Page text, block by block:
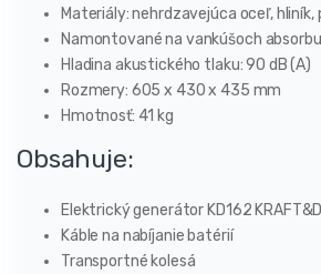
Materiály: nehrdzavejúca oceľ, hliník,
Namontované na vankúšoch
Hladina akustického tlaku: 90 dB (A)
Rozmery: 605 x 430 x 435 mm
Hmotnosť: 41 kg
Obsahuje:
Elektrický generátor KD162
Káble na nabíjanie batérií
Transportné kolesá